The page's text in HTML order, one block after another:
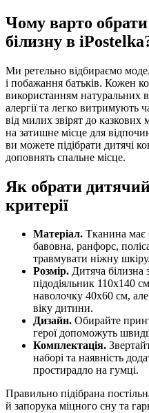
Чому варто
білизну в
Ми ретельно відбираємо
і побажання батьків. Кожен
використанням натуральних
алергії та легко
від милих звірят до
на затишне місце для
ви можете підібрати дитячі
доповнять спальне місце.
Як обрати
критерії
Матеріал. Тканина має
бавовна, ранфорс,
травмувати ніжну шкіру.
Розмір. Дитяча білизна
підодіяльник 110х140
наволочку 40х60 см, але
віку дитини.
Дизайн. Обирайте
герої допоможуть
Комплектація.
наборі та наявність
простирадло на гумці.
Правильно підібрана
й запорука міцного сну та